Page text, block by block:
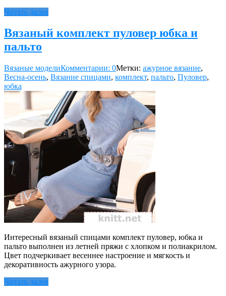
Читать далее
Вязаный комплект пуловер юбка и
пальто
Вязаные моделиКомментарии: 0Метки: ажурное вязание,
Весна-осень, Вязание спицами, комплект, пальто, Пуловер,
юбка
Интересный вязаный спицами комплект пуловер, юбка и
пальто выполнен из летней пряжи с хлопком и полиакрилом.
Цвет подчеркивает весеннее настроение и мягкость и
декоративность ажурного узора.
Читать далее